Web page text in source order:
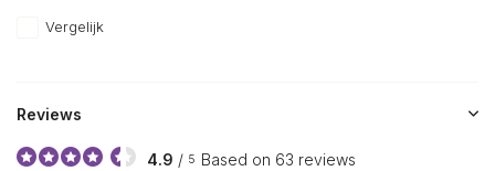
Vergelijk
Reviews
4.9 / 5 Based on 63 reviews